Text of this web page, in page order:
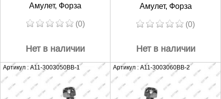
Амулет, Форза
(0)
Нет в наличии
Амулет, Форза
(0)
Нет в наличии
Артикул : A11-3003050BB-1 Артикул : A11-3003060BB-2